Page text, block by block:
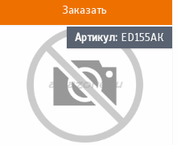
Заказать
Артикул: ED155АК